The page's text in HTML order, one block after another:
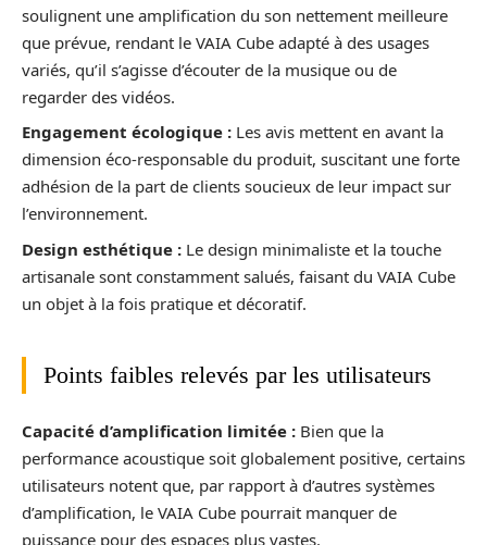
soulignent une amplification du son nettement meilleure
que prévue, rendant le VAIA Cube adapté à des usages
variés, qu’il s’agisse d’écouter de la musique ou de
regarder des vidéos.
Engagement écologique : Les avis mettent en avant la
dimension éco-responsable du produit, suscitant une forte
adhésion de la part de clients soucieux de leur impact sur
l’environnement.
Design esthétique : Le design minimaliste et la touche
artisanale sont constamment salués, faisant du VAIA Cube
un objet à la fois pratique et décoratif.
Points faibles relevés par les utilisateurs
Capacité d’amplification limitée : Bien que la
performance acoustique soit globalement positive, certains
utilisateurs notent que, par rapport à d’autres systèmes
d’amplification, le VAIA Cube pourrait manquer de
puissance pour des espaces plus vastes.